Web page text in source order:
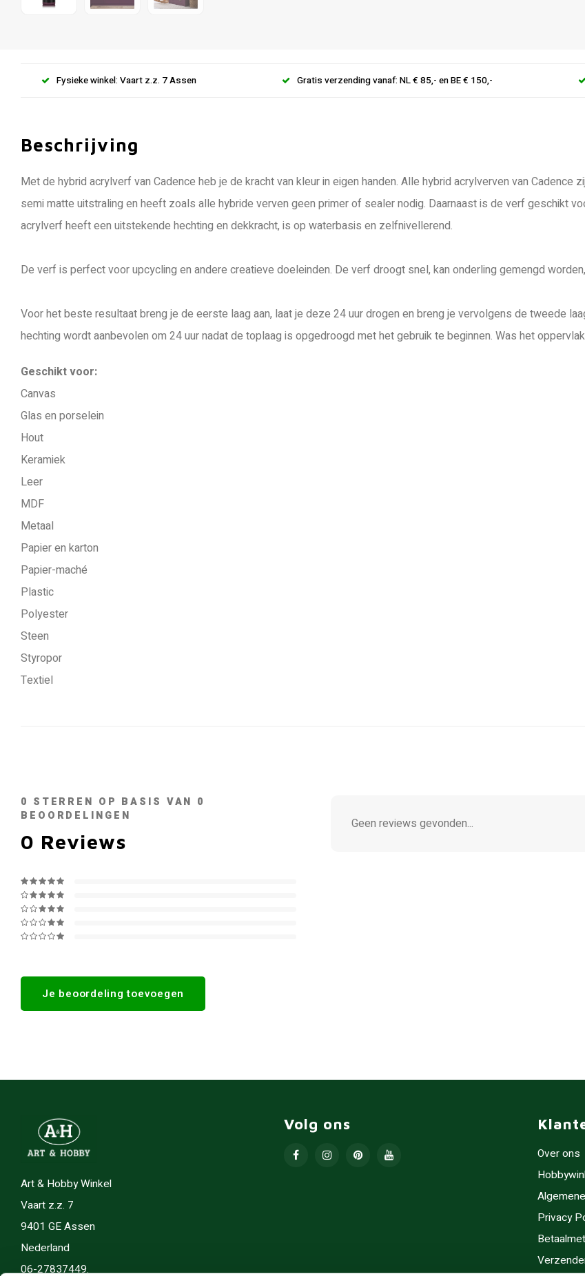
Fysieke winkel: Vaart z.z. 7 Assen Gratis verzending vanaf: NL € 85,- en BE € 150,-
Beschrijving
Met de hybrid acrylverf van Cadence heb je de kracht van kleur in eigen handen. Alle hybrid acrylverven van
semi matte uitstraling en heeft zoals alle hybride verven geen primer of sealer nodig. Daarnaast is de verf geschikt
acrylverf heeft een uitstekende hechting en dekkracht, is op waterbasis en zelfnivellerend.
De verf is perfect voor upcycling en andere creatieve doeleinden. De verf droogt snel, kan onderling gemengd
Voor het beste resultaat breng je de eerste laag aan, laat je deze 24 uur drogen en breng je vervolgens de tweede
hechting wordt aanbevolen om 24 uur nadat de toplaag is opgedroogd met het gebruik te beginnen. Was het
Geschikt voor:
Canvas
Glas en porselein
Hout
Keramiek
Leer
MDF
Metaal
Papier en karton
Papier-maché
Plastic
Polyester
Steen
Styropor
Textiel
0 STERREN OP BASIS VAN 0
BEOORDELINGEN
0 Reviews
Je beoordeling toevoegen
Geen reviews gevonden...
Art & Hobby Winkel
Vaart z.z. 7
9401 GE Assen
Nederland
06-27837449.
Volg ons
Over ons
Privacy